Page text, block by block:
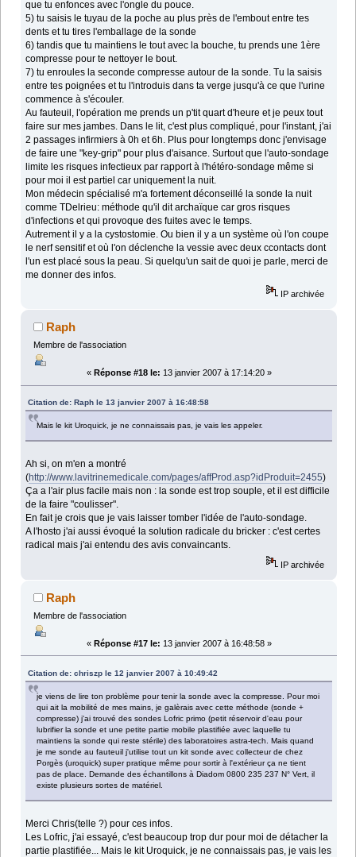
que tu enfonces avec l'ongle du pouce.
5) tu saisis le tuyau de la poche au plus près de l'embout entre tes
dents et tu tires l'emballage de la sonde
6) tandis que tu maintiens le tout avec la bouche, tu prends une 1ère
compresse pour te nettoyer le bout.
7) tu enroules la seconde compresse autour de la sonde. Tu la saisis
entre tes poignées et tu l'introduis dans ta verge jusqu'à ce que l'urine
commence à s'écouler.
Au fauteuil, l'opération me prends un p'tit quart d'heure et je peux tout
faire sur mes jambes. Dans le lit, c'est plus compliqué, pour l'instant, j'ai
2 passages infirmiers à 0h et 6h. Plus pour longtemps donc j'envisage
de faire une "key-grip" pour plus d'aisance. Surtout que l'auto-sondage
limite les risques infectieux par rapport à l'hétéro-sondage même si
pour moi il est partiel car uniquement la nuit.
Mon médecin spécialisé m'a fortement déconseillé la sonde la nuit
comme TDelrieu: méthode qu'il dit archaïque car gros risques
d'infections et qui provoque des fuites avec le temps.
Autrement il y a la cystostomie. Ou bien il y a un système où l'on coupe
le nerf sensitif et où l'on déclenche la vessie avec deux ccontacts dont
l'un est placé sous la peau. Si quelqu'un sait de quoi je parle, merci de
me donner des infos.
IP archivée
Raph
Membre de l'association
« Réponse #18 le: 13 janvier 2007 à 17:14:20 »
Citation de: Raph le 13 janvier 2007 à 16:48:58
Mais le kit Uroquick, je ne connaissais pas, je vais les appeler.
Ah si, on m'en a montré
(http://www.lavitrinemedicale.com/pages/affProd.asp?idProduit=2455)
Ça a l'air plus facile mais non : la sonde est trop souple, et il est difficile
de la faire "coulisser".
En fait je crois que je vais laisser tomber l'idée de l'auto-sondage.
A l'hosto j'ai aussi évoqué la solution radicale du bricker : c'est certes
radical mais j'ai entendu des avis convaincants.
IP archivée
Raph
Membre de l'association
« Réponse #17 le: 13 janvier 2007 à 16:48:58 »
Citation de: chriszp le 12 janvier 2007 à 10:49:42
je viens de lire ton problème pour tenir la sonde avec la compresse. Pour moi
qui ait la mobilité de mes mains, je galèrais avec cette méthode (sonde +
compresse) j'ai trouvé des sondes Lofric primo (petit réservoir d'eau pour
lubrifier la sonde et une petite partie mobile plastifiée avec laquelle tu
maintiens la sonde qui reste stérile) des laboratoires astra-tech. Mais quand
je me sonde au fauteuil j'utilise tout un kit sonde avec collecteur de chez
Porgès (uroquick) super pratique même pour sortir à l'extérieur ça ne tient
pas de place. Demande des échantillons à Diadom 0800 235 237 N° Vert, il
existe plusieurs sortes de matériel.
Merci Chris(telle ?) pour ces infos.
Les Lofric, j'ai essayé, c'est beaucoup trop dur pour moi de détacher la
partie plastifiée... Mais le kit Uroquick, je ne connaissais pas, je vais les